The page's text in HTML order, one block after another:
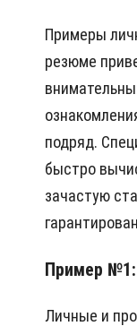
Примеры
резюме
подряд.
быстро
зачастую
Пример
Личные и